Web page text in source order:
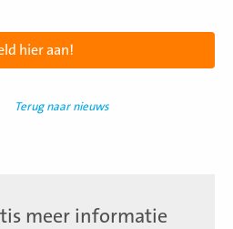
hier aan!
Terug naar nieuws
meer informatie